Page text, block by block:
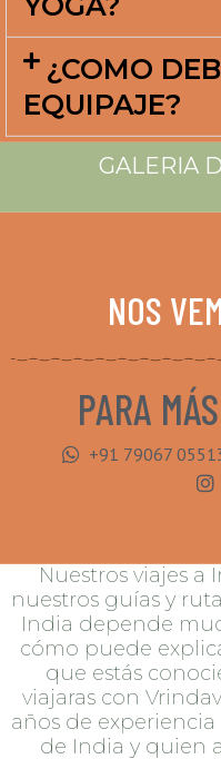
GALERIA
NOS
+91 79067 05513
Nuestros viajes a
nuestros guías y
India depende
años de
de India y quien
conoce India
sus idiomas,
MÁS DE